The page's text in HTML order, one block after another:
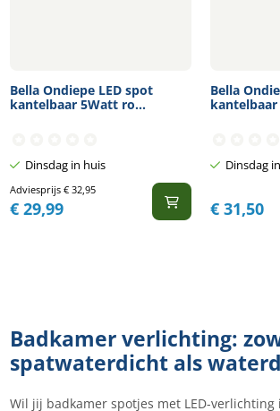
Bella Ondiepe LED spot
kantelbaar 5Watt ro...
Dinsdag in huis
Adviesprijs €32,95
€29,99
Bella
Dinsdag
€31,50
Badkamer verlichting:
spatwaterdicht als
Wil jij badkamer spotjes met LED-verlichting